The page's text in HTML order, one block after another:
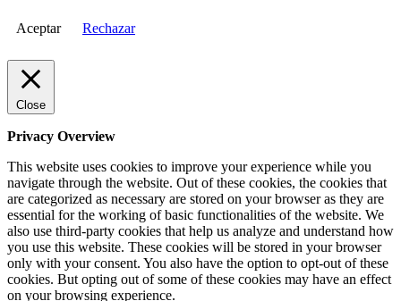
Aceptar Rechazar
Close
Privacy Overview
This website uses cookies to improve your experience while you
navigate through the website. Out of these cookies, the cookies that
are categorized as necessary are stored on your browser as they are
essential for the working of basic functionalities of the website. We
also use third-party cookies that help us analyze and understand how
you use this website. These cookies will be stored in your browser
only with your consent. You also have the option to opt-out of these
cookies. But opting out of some of these cookies may have an effect
on your browsing experience.